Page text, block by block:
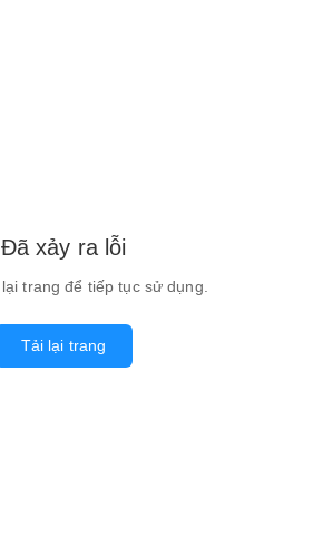
Đã xảy ra lỗi
trang để tiếp tục sử dụng.
Tải lại trang